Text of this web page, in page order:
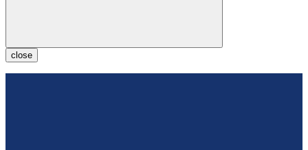
close